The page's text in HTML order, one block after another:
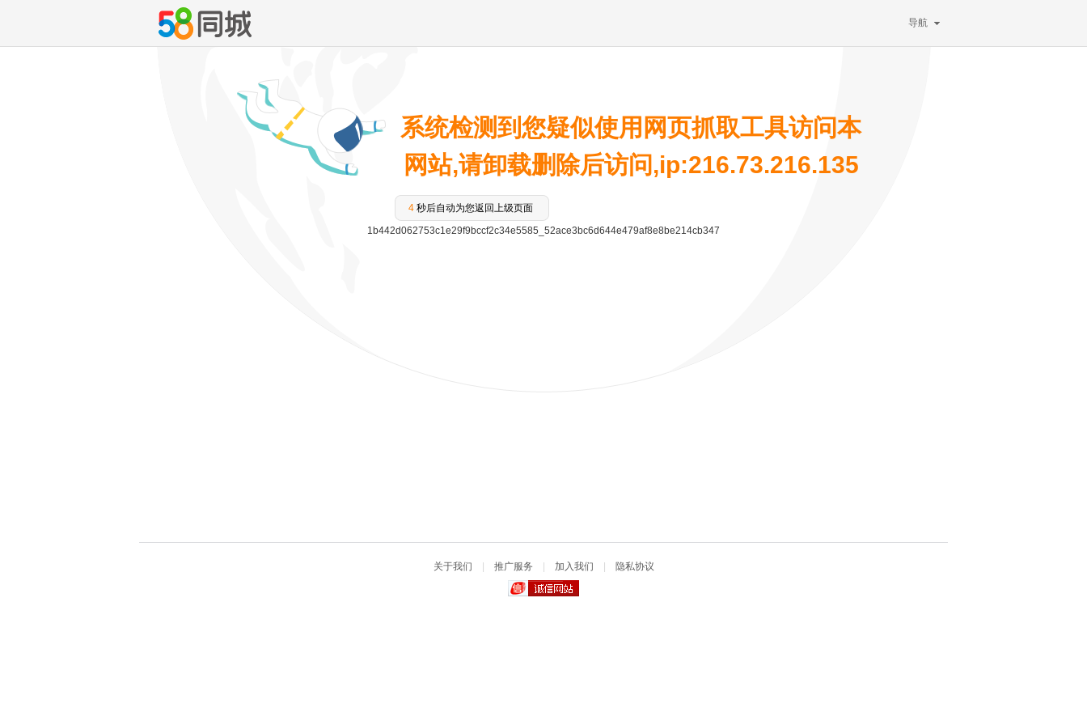
导航
系统检测到您疑似使用网页抓取工具访问本
网站,请卸载删除后访问,ip:216.73.216.135
4 秒后自动为您返回上级页面
1b442d062753c1e29f9bccf2c34e5585_52ace3bc6d644e479af8e8be214cb347
关于我们 推广服务 加入我们 隐私协议